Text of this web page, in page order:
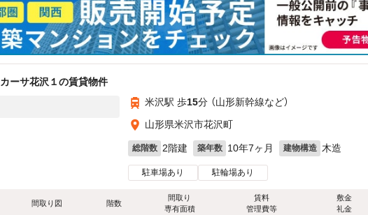
カーサ花沢１の賃貸物件
米沢駅 歩15分 （山形新幹線など）
山形県米沢市花沢町
総階数 2階建 築年数 10年7ヶ月 建物構造 木造
駐車場あり 駐輪場あり
間取り図 階数
間取り
専有面積
賃料
管理費等
敷金
礼金